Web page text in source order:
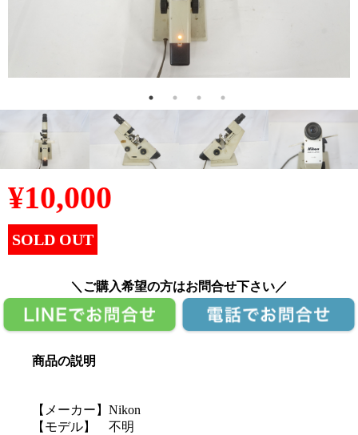
¥10,000
SOLD OUT
＼ご購入希望の方はお問合せ下さい／
商品の説明
【メーカー】Nikon
【モデル】 不明